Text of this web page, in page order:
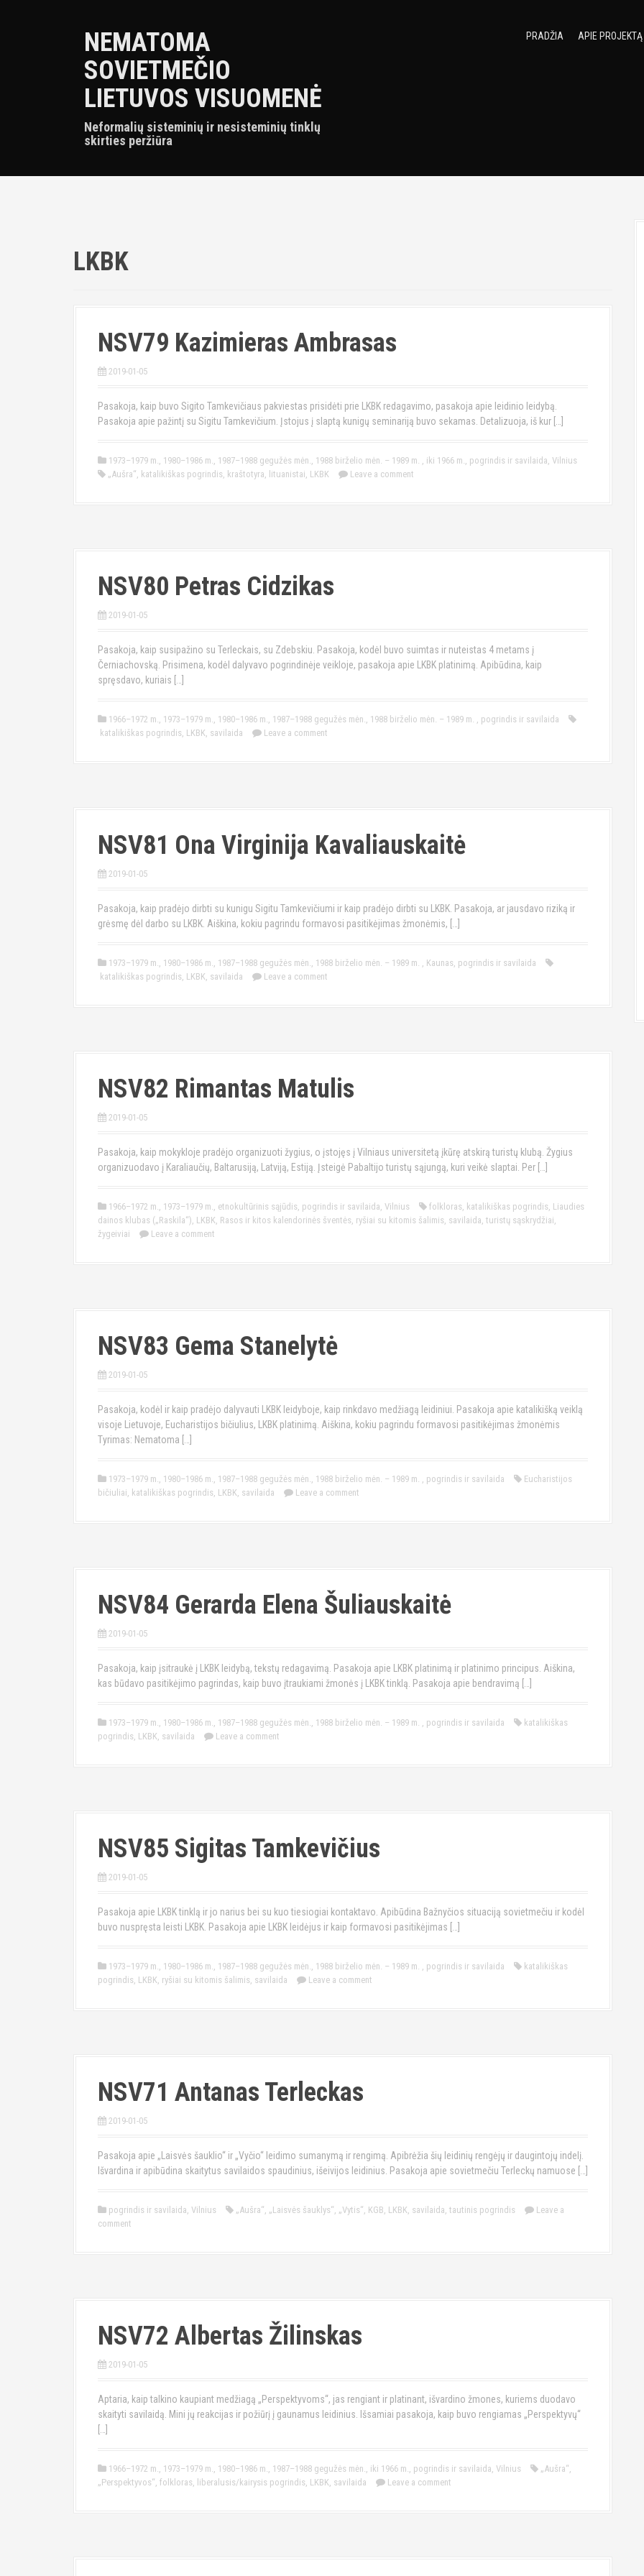
NEMATOMA
SOVIETMEČIO
LIETUVOS VISUOMENĖ
Neformalių sisteminių ir nesisteminių tinklų
skirties peržiūra
PRADŽIA APIE PROJEKTĄ
LKBK
NSV79 Kazimieras Ambrasas
2019-01-05
Pasakoja, kaip buvo Sigito Tamkevičiaus pakviestas prisidėti prie LKBK redagavimo, pasakoja apie leidinio leidybą.
Pasakoja apie pažintį su Sigitu Tamkevičium. Įstojus į slaptą kunigų seminariją buvo sekamas. Detalizuoja, iš kur […]
1973–1979 m., 1980–1986 m., 1987–1988 gegužės mėn., 1988 birželio mėn. – 1989 m. , iki 1966 m., pogrindis ir savilaida, Vilnius
„Aušra“, katalikiškas pogrindis, kraštotyra, lituanistai, LKBK Leave a comment
NSV80 Petras Cidzikas
2019-01-05
Pasakoja, kaip susipažino su Terleckais, su Zdebskiu. Pasakoja, kodėl buvo suimtas ir nuteistas 4 metams į
Černiachovską. Prisimena, kodėl dalyvavo pogrindinėje veikloje, pasakoja apie LKBK platinimą. Apibūdina, kaip
spręsdavo, kuriais […]
1966–1972 m., 1973–1979 m., 1980–1986 m., 1987–1988 gegužės mėn., 1988 birželio mėn. – 1989 m. , pogrindis ir savilaida
katalikiškas pogrindis, LKBK, savilaida Leave a comment
NSV81 Ona Virginija Kavaliauskaitė
2019-01-05
Pasakoja, kaip pradėjo dirbti su kunigu Sigitu Tamkevičiumi ir kaip pradėjo dirbti su LKBK. Pasakoja, ar jausdavo riziką ir
grėsmę dėl darbo su LKBK. Aiškina, kokiu pagrindu formavosi pasitikėjimas žmonėmis, […]
1973–1979 m., 1980–1986 m., 1987–1988 gegužės mėn., 1988 birželio mėn. – 1989 m. , Kaunas, pogrindis ir savilaida
katalikiškas pogrindis, LKBK, savilaida Leave a comment
NSV82 Rimantas Matulis
2019-01-05
Pasakoja, kaip mokykloje pradėjo organizuoti žygius, o įstojęs į Vilniaus universitetą įkūrę atskirą turistų klubą. Žygius
organizuodavo į Karaliaučių, Baltarusiją, Latviją, Estiją. Įsteigė Pabaltijo turistų sąjungą, kuri veikė slaptai. Per […]
1966–1972 m., 1973–1979 m., etnokultūrinis sąjūdis, pogrindis ir savilaida, Vilnius folkloras, katalikiškas pogrindis, Liaudies
dainos klubas („Raskila“), LKBK, Rasos ir kitos kalendorinės šventės, ryšiai su kitomis šalimis, savilaida, turistų sąskrydžiai,
žygeiviai
Leave a comment
NSV83 Gema Stanelytė
2019-01-05
Pasakoja, kodėl ir kaip pradėjo dalyvauti LKBK leidyboje, kaip rinkdavo medžiagą leidiniui. Pasakoja apie katalikišką veiklą
visoje Lietuvoje, Eucharistijos bičiulius, LKBK platinimą. Aiškina, kokiu pagrindu formavosi pasitikėjimas žmonėmis
Tyrimas: Nematoma […]
1973–1979 m., 1980–1986 m., 1987–1988 gegužės mėn., 1988 birželio mėn. – 1989 m. , pogrindis ir savilaida
Eucharistijos
bičiuliai, katalikiškas pogrindis, LKBK, savilaida Leave a comment
NSV84 Gerarda Elena Šuliauskaitė
2019-01-05
Pasakoja, kaip įsitraukė į LKBK leidybą, tekstų redagavimą. Pasakoja apie LKBK platinimą ir platinimo principus. Aiškina,
kas būdavo pasitikėjimo pagrindas, kaip buvo įtraukiami žmonės į LKBK tinklą. Pasakoja apie bendravimą […]
1973–1979 m., 1980–1986 m., 1987–1988 gegužės mėn., 1988 birželio mėn. – 1989 m. , pogrindis ir savilaida
katalikiškas
pogrindis, LKBK, savilaida Leave a comment
NSV85 Sigitas Tamkevičius
2019-01-05
Pasakoja apie LKBK tinklą ir jo narius bei su kuo tiesiogiai kontaktavo. Apibūdina Bažnyčios situaciją sovietmečiu ir kodėl
buvo nuspręsta leisti LKBK. Pasakoja apie LKBK leidėjus ir kaip formavosi pasitikėjimas […]
1973–1979 m., 1980–1986 m., 1987–1988 gegužės mėn., 1988 birželio mėn. – 1989 m. , pogrindis ir savilaida
katalikiškas
pogrindis, LKBK, ryšiai su kitomis šalimis, savilaida Leave a comment
NSV71 Antanas Terleckas
2019-01-05
Pasakoja apie „Laisvės šauklio“ ir „Vyčio“ leidimo sumanymą ir rengimą. Apibrėžia šių leidinių rengėjų ir daugintojų indelį.
Išvardina ir apibūdina skaitytus savilaidos spaudinius, išeivijos leidinius. Pasakoja apie sovietmečiu Terleckų namuose […]
pogrindis ir savilaida, Vilnius „Aušra“, „Laisvės šauklys“, „Vytis“, KGB, LKBK, savilaida, tautinis pogrindis
Leave a
comment
NSV72 Albertas Žilinskas
2019-01-05
Aptaria, kaip talkino kaupiant medžiagą „Perspektyvoms“, jas rengiant ir platinant, išvardino žmones, kuriems duodavo
skaityti savilaidą. Mini jų reakcijas ir požiūrį į gaunamus leidinius. Išsamiai pasakoja, kaip buvo rengiamas „Perspektyvų“
1966–1972 m., 1973–1979 m., 1980–1986 m., 1987–1988 gegužės mėn., iki 1966 m., pogrindis ir savilaida, Vilnius „Aušra“,
„Perspektyvos“, folkloras, liberalusis/kairysis pogrindis, LKBK, savilaida Leave a comment